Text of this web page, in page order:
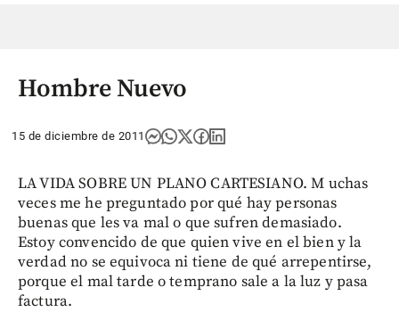
Hombre Nuevo
15 de diciembre de 2011
LA VIDA SOBRE UN PLANO CARTESIANO. M uchas
veces me he preguntado por qué hay personas
buenas que les va mal o que sufren demasiado.
Estoy convencido de que quien vive en el bien y la
verdad no se equivoca ni tiene de qué arrepentirse,
porque el mal tarde o temprano sale a la luz y pasa
factura.